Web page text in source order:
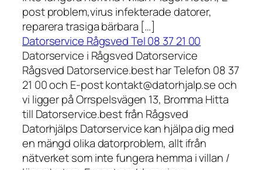
post problem,virus infekterade datorer,
reparera trasiga bärbara […]
Datorservice Rågsved Tel 08 37 21 00
Datorservice i Rågsved Datorservice
Rågsved Datorservice.best har Telefon 08 37
21 00 och E-post kontakt@datorhjalp.se och
vi ligger på Orrspelsvägen 13, Bromma Hitta
till Datorservice.best från Rågsved
Datorhjälps Datorservice kan hjälpa dig med
en mängd olika datorproblem, allt ifrån
nätverket som inte fungera hemma i villan /